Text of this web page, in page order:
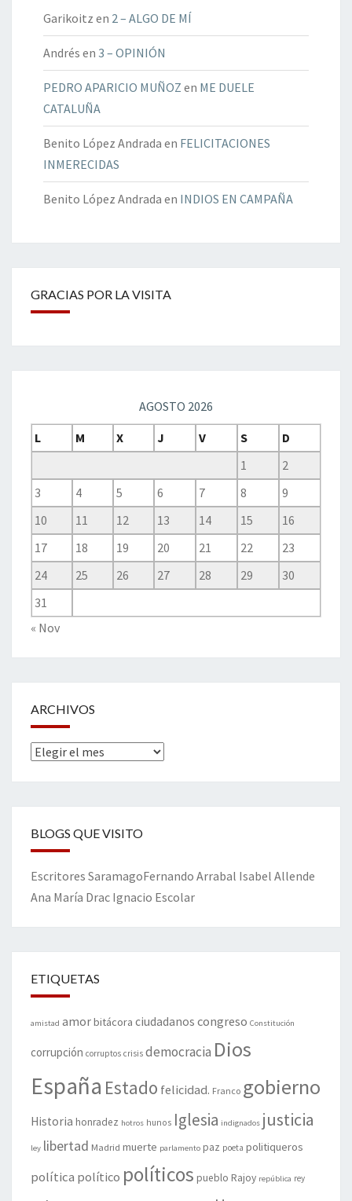
Garikoitz en 2 – ALGO DE MÍ
Andrés en 3 – OPINIÓN
PEDRO APARICIO MUÑOZ en ME DUELE
CATALUÑA
Benito López Andrada en FELICITACIONES
INMERECIDAS
Benito López Andrada en INDIOS EN CAMPAÑA
GRACIAS POR LA VISITA
AGOSTO 2026
L
M X J V S
D
1
2
3
4 5 6 7 8
9
10
11 12 13 14 15
16
17
18 19 20 21 22
23
24
25 26 27 28 29
30
31
« Nov
ARCHIVOS
Archivos
BLOGS QUE VISITO
Escritores SaramagoFernando Arrabal Isabel Allende
Ana María Drac Ignacio Escolar
ETIQUETAS
amistad amorbitácora ciudadanos congreso Constitución
corrupción corruptos crisis democracia Dios
España Estado felicidad. Franco gobierno
Historia honradez hotros hunos Iglesia indignados justicia
ley libertad Madrid muerte parlamento paz poeta politiqueros
política político políticos pueblo Rajoy república rey